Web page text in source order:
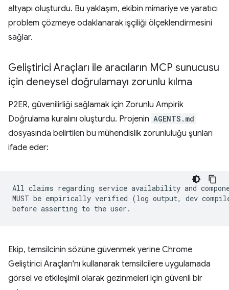
altyapı oluşturdu. Bu yaklaşım, ekibin mimariye ve yaratıcı
problem çözmeye odaklanarak işçiliği ölçeklendirmesini
sağlar.
Geliştirici Araçları ile aracıların MCP sunucusu
için deneysel doğrulamayı zorunlu kılma
P2ER, güvenilirliği sağlamak için Zorunlu Ampirik
Doğrulama kuralını oluşturdu. Projenin AGENTS.md
dosyasında belirtilen bu mühendislik zorunluluğu şunları
ifade eder:
All claims regarding service availability and
MUST be empirically verified (log output, dev
Ekip, temsilcinin sözüne güvenmek yerine Chrome
Geliştirici Araçları'nı kullanarak temsilcilere uygulamada
görsel ve etkileşimli olarak gezinmeleri için güvenli bir